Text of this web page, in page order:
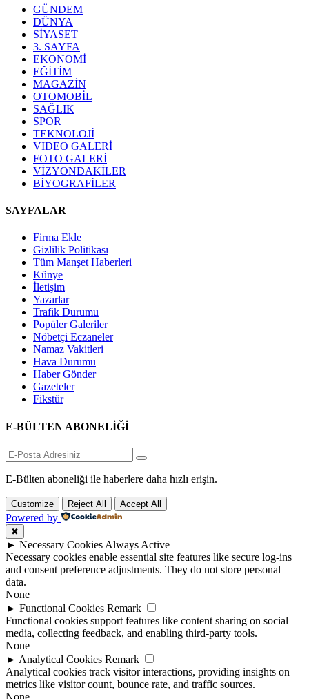
GÜNDEM
DÜNYA
SİYASET
3. SAYFA
EKONOMİ
EĞİTİM
MAGAZİN
OTOMOBİL
SAĞLIK
SPOR
TEKNOLOJİ
VIDEO GALERİ
FOTO GALERİ
VİZYONDAKİLER
BİYOGRAFİLER
SAYFALAR
Firma Ekle
Gizlilik Politikası
Tüm Manşet Haberleri
Künye
İletişim
Yazarlar
Trafik Durumu
Popüler Galeriler
Nöbetçi Eczaneler
Namaz Vakitleri
Hava Durumu
Haber Gönder
Gazeteler
Fikstür
E-BÜLTEN ABONELİĞİ
E-Bülten aboneliği ile haberlere daha hızlı erişin.
Customize Reject All Accept All
Powered by
✖
► Necessary Cookies Always Active
Necessary cookies enable essential site features like secure log-ins
and consent preference adjustments. They do not store personal
data.
None
► Functional Cookies Remark
Functional cookies support features like content sharing on social
media, collecting feedback, and enabling third-party tools.
None
► Analytical Cookies Remark
Analytical cookies track visitor interactions, providing insights on
metrics like visitor count, bounce rate, and traffic sources.
None